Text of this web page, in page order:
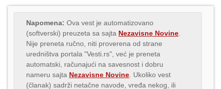
Napomena: Ova vest je automatizovano
(softverski) preuzeta sa sajta Nezavisne Novine
Nije preneta ručno, niti proverena od strane
uredništva portala "Vesti.rs", već je preneta
automatski, računajući na savesnost i dobru
nameru sajta Nezavisne Novine . Ukoliko vest
(članak) sadrži netačne navode, vređa nekog, ili